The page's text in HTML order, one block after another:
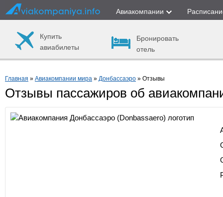
Авиакомпании
Купить
авиабилеты
Бронировать
отель
Главная » Авиакомпании мира » Донбассаэро » Отзывы
Отзывы пассажиров об